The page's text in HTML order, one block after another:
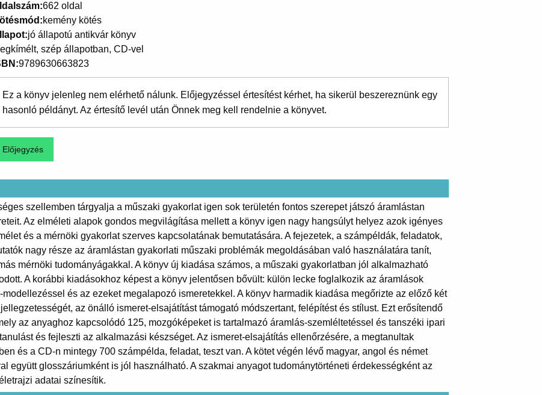
662 oldal
kemény kötés
jó állapotú antikvár könyv
szép állapotban, CD-vel
9789630663823
Ez a könyv jelenleg nem elérhető nálunk. Előjegyzéssel értesítést kérhet, ha sikerül beszereznünk egy
hasonló példányt. Az értesítő levél után Önnek meg kell rendelnie a könyvet.
szellemben tárgyalja a műszaki gyakorlat igen sok területén fontos szerepet játszó áramlástan
Az elméleti alapok gondos megvilágítása mellett a könyv igen nagy hangsúlyt helyez azok igényes
és a mérnöki gyakorlat szerves kapcsolatának bemutatására. A fejezetek, a számpéldák, feladatok,
nagy része az áramlástan gyakorlati műszaki problémák megoldásában való használatára tanít,
mérnöki tudományágakkal. A könyv új kiadása számos, a műszaki gyakorlatban jól alkalmazható
A korábbi kiadásokhoz képest a könyv jelentősen bővült: külön lecke foglalkozik az áramlások
és az ezeket megalapozó ismeretekkel. A könyv harmadik kiadása megőrizte az előző két
az önálló ismeret-elsajátítást támogató módszertant, felépítést és stílust. Ezt erősítendő
az anyaghoz kapcsolódó 125, mozgóképeket is tartalmazó áramlás-szemléltetéssel és tanszéki ipari
és fejleszti az alkalmazási készséget. Az ismeret-elsajátítás ellenőrzésére, a megtanultak
és a CD-n mintegy 700 számpélda, feladat, teszt van. A kötet végén lévő magyar, angol és német
együtt glosszáriumként is jól használható. A szakmai anyagot tudománytörténeti érdekességként az
adatai színesítik.